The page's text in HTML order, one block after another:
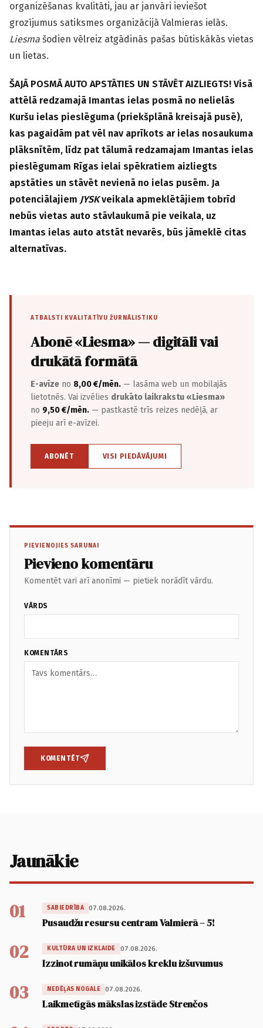
organizēšanas kvalitāti, jau ar janvāri ieviešot
grozījumus satiksmes organizācijā Valmieras ielās.
Liesma šodien vēlreiz atgādinās pašas būtiskākās vietas
un lietas.
ŠAJĀ POSMĀ AUTO APSTĀTIES UN STĀVĒT AIZLIEGTS! Visā
attēlā redzamajā Imantas ielas posmā no nelielās
Kuršu ielas pieslēguma (priekšplānā kreisajā pusē),
kas pagaidām pat vēl nav aprīkots ar ielas nosaukuma
plāksnītēm, līdz pat tālumā redzamajam Imantas ielas
pieslēgumam Rīgas ielai spēkratiem aizliegts
apstāties un stāvēt nevienā no ielas pusēm. Ja
potenciālajiem JYSKveikala apmeklētājiem tobrīd
nebūs vietas auto stāvlaukumā pie veikala, uz
Imantas ielas auto atstāt nevarēs, būs jāmeklē citas
alternatīvas.
ATBALSTI KVALITATĪVU ŽURNĀLISTIKU
Abonē «Liesma» — digitāli vai
drukātā formātā
E-avīze no 8,00 €/mēn. — lasāma web un mobilajās
lietotnēs. Vai izvēlies drukāto laikrakstu «Liesma»
no 9,50 €/mēn. — pastkastē trīs reizes nedēļā, ar
pieeju arī e-avīzei.
ABONĒT VISI PIEDĀVĀJUMI
PIEVIENOJIES SARUNAI
Pievieno komentāru
Komentēt vari arī anonīmi — pietiek norādīt vārdu.
VĀRDS
KOMENTĀRS
KOMENTĒT
Jaunākie
01 SABIEDRĪBA 07.08.2026.
Pusaudžu resursu centram Valmierā – 5!
02 KULTŪRA UN IZKLAIDE 07.08.2026.
Izzinot rumāņu unikālos kreklu izšuvumus
03 NEDĒĻAS NOGALE 07.08.2026.
Laikmetīgās mākslas izstāde Strenčos